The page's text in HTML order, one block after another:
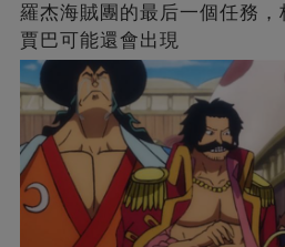
羅杰海賊團的最后一個任務，
賈巴可能還會出現